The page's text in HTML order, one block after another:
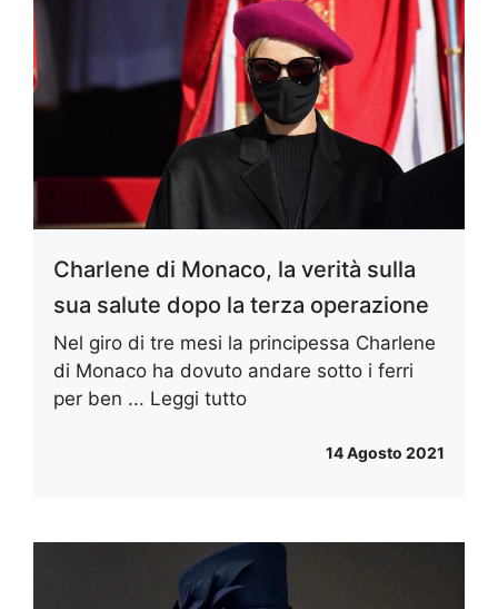
Charlene di Monaco, la verità sulla
sua salute dopo la terza operazione
Nel giro di tre mesi la principessa Charlene
di Monaco ha dovuto andare sotto i ferri
per ben ... Leggi tutto
14 Agosto 2021